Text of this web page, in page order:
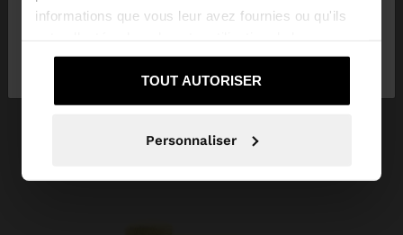
informations que vous leur avez fournies ou qu'ils
services.
TOUT AUTORISER
Personnaliser